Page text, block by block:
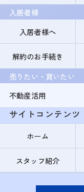
入居者様
入居者様へ
解約のお手続き
売りたい・買いたい
不動産活用
サイトコンテンツ
ホーム
スタッフ紹介